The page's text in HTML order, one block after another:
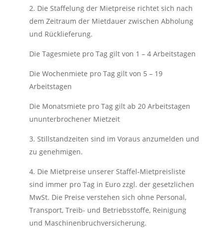
2. Die Staffelung der Mietpreise richtet sich nach
dem Zeitraum der Mietdauer zwischen Abholung
und Rücklieferung.
Die Tagesmiete pro Tag gilt von 1 – 4 Arbeitstagen
Die Wochenmiete pro Tag gilt von 5 – 19
Arbeitstagen
Die Monatsmiete pro Tag gilt ab 20 Arbeitstagen
ununterbrochener Mietzeit
3. Stillstandzeiten sind im Voraus anzumelden und
zu genehmigen.
4. Die Mietpreise unserer Staffel-Mietpreisliste
sind immer pro Tag in Euro zzgl. der gesetzlichen
MwSt. Die Preise verstehen sich ohne Personal,
Transport, Treib- und Betriebsstoffe, Reinigung
und Maschinenbruchversicherung.